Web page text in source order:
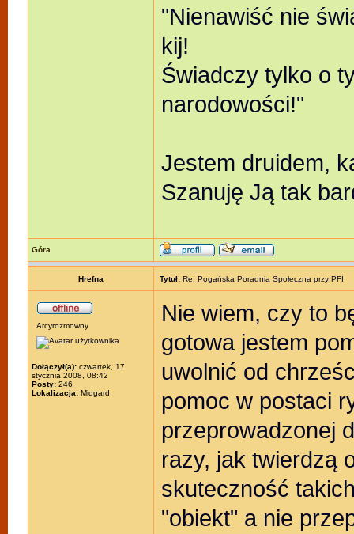
"Nienawiść nie
kij!
Świadczy tylko o
narodowości!"
Jestem druidem,
Szanuję Ją tak
Góra
Hrefna Tytuł: Re: Pogańska Poradnia Społeczna przy PFI
Arcyrozmowny
Dołączył(a): czwartek, 17
stycznia 2008, 08:42
Posty: 246
Lokalizacja: Midgard
Nie wiem, czy to
gotowa jestem
uwolnić od
pomoc w postaci
przeprowadzonej
razy, jak twierdzą
skuteczność
"obiekt" a nie